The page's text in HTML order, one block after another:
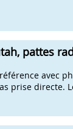
pattes
avec
prise directe.